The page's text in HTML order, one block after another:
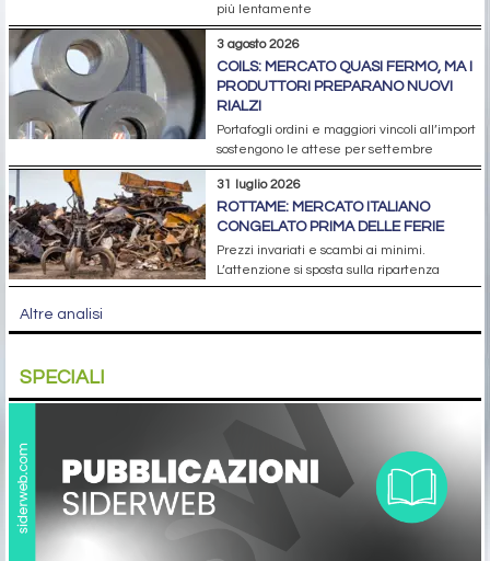
più lentamente
3 agosto 2026
COILS: MERCATO QUASI FERMO, MA I
PRODUTTORI PREPARANO NUOVI
RIALZI
Portafogli ordini e maggiori vincoli all’import
sostengono le attese per settembre
31 luglio 2026
ROTTAME: MERCATO ITALIANO
CONGELATO PRIMA DELLE FERIE
Prezzi invariati e scambi ai minimi.
L’attenzione si sposta sulla ripartenza
Altre analisi
SPECIALI